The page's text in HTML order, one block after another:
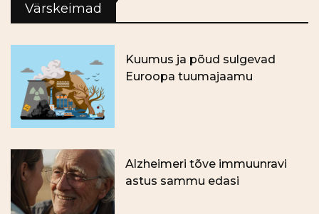
Värskeimad
Kuumus ja põud sulgevad
Euroopa tuumajaamu
Alzheimeri tõve immuunravi
astus sammu edasi